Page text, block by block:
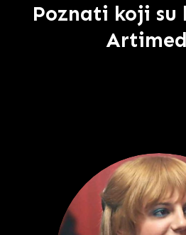
Poznati koji su